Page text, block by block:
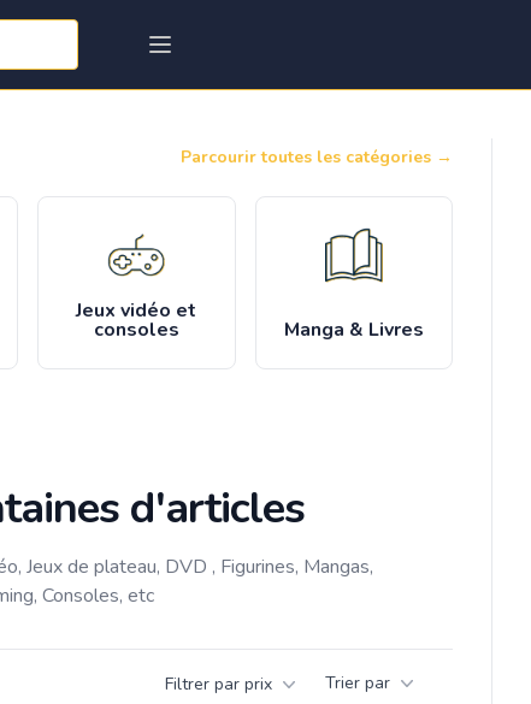
Parcourir toutes les catégories →
Jeux vidéo et
consoles Manga & Livres
d'articles
Jeux de plateau, DVD , Figurines, Mangas,
Consoles, etc
Filtrer par prix Trier par